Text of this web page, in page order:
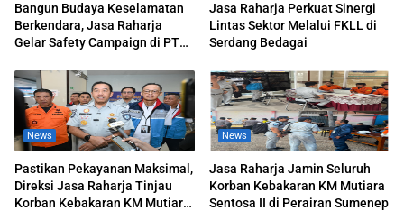
Bangun Budaya Keselamatan
Berkendara, Jasa Raharja
Gelar Safety Campaign di PT
Jasa Raharja Perkuat Sinergi
Lintas Sektor Melalui FKLL di
Serdang Bedagai
News
Pastikan Pekayanan Maksimal,
Direksi Jasa Raharja Tinjau
Korban Kebakaran KM Mutiara
News
Jasa Raharja Jamin Seluruh
Korban Kebakaran KM Mutiara
Sentosa II di Perairan Sumenep